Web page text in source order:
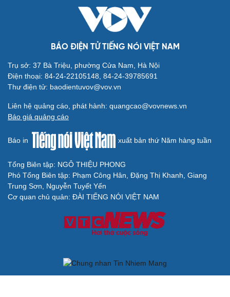
BÁO ĐIỆN TỬ TIẾNG NÓI VIỆT NAM
Trụ sở: 37 Bà Triệu, phường Cửa Nam, Hà Nội
Điện thoại: 84-24-22105148, 84-24-39785691
Thư điện tử: baodientuvov@vov.vn
Liên hệ quảng cáo, phát hành: quangcao@vovnews.vn
Báo giá quảng cáo
Báo in xuất bản thứ Năm hàng tuần
Tổng Biên tập: NGÔ THIỆU PHONG
Phó Tổng Biên tập: Phạm Công Hân, Đặng Thị Khanh, Giang
Trung Sơn, Nguyễn Tuyết Yến
Cơ quan chủ quản: ĐÀI TIẾNG NÓI VIỆT NAM